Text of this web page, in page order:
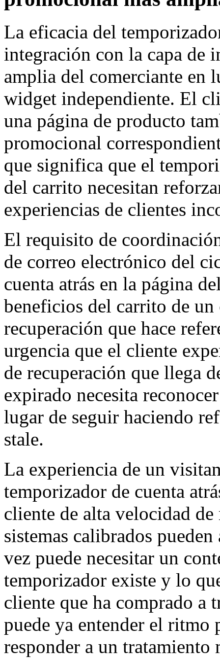
La eficacia del
integración con la capa de
amplia del comerciante en
widget independiente. El
una página de producto
promocional
que significa que el
del carrito necesitan
experiencias de clientes
El requisito de
de correo electrónico del
cuenta atrás en la página
beneficios del carrito de
recuperación que hace
urgencia que el cliente
de recuperación que llega
expirado necesita
lugar de seguir haciendo
stale.
La experiencia de un
temporizador de cuenta
cliente de alta velocidad
sistemas calibrados
vez puede necesitar un
temporizador existe y lo
cliente que ha comprado a
puede ya entender el
responder a un tratamiento